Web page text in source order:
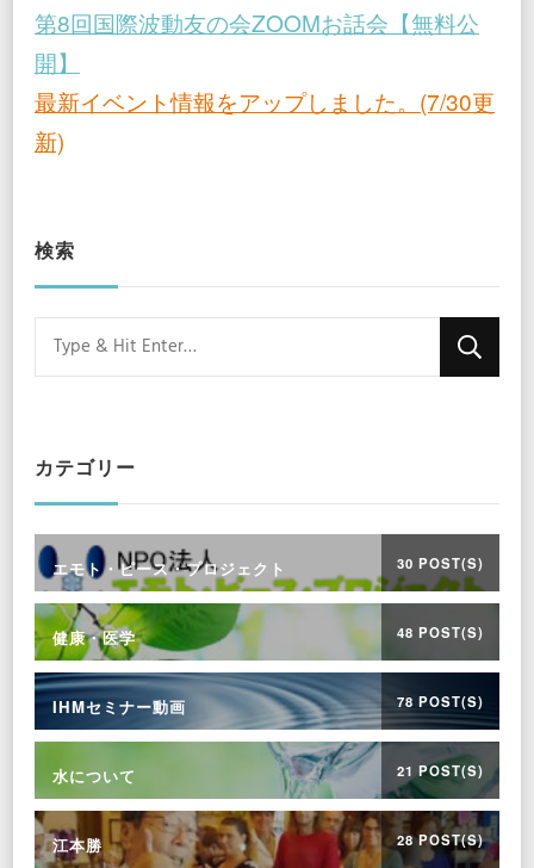
第8回国際波動友の会ZOOMお話会【無料公
開】
最新イベント情報をアップしました。(7/30更
新)
検索
Looking
for
カテゴリー
エモト・ピース・プロジェクト 30 POST(S)
健康・医学 48 POST(S)
IHMセミナー動画 78 POST(S)
水について 21 POST(S)
江本勝 28 POST(S)